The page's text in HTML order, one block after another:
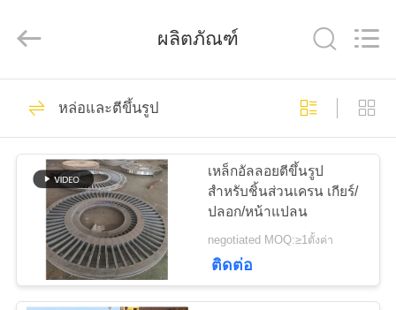
บ้าน
สินค้า
แสดง
Industries
CO.,LTD.
Gears ปีกนก
24
ผลิตภัณฑ์
หล่อและตีขึ้นรูป
เหล็กอัลลอยตีขึ้นรูป
สำหรับชิ้นส่วนเครน เกียร์/
ปลอก/หน้าแปลน
negotiated MOQ:≥1ตั้งค่า
ติดต่อ